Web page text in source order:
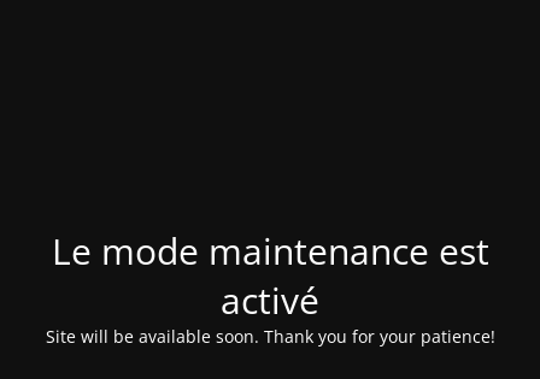
Le mode maintenance est
activé
Site will be available soon. Thank you for your patience!